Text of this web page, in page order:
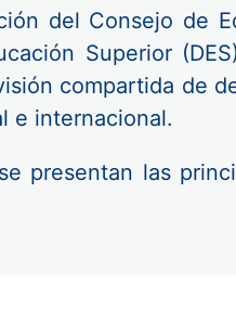
del Consejo de
Superior
compartida de
e internacional.
presentan las